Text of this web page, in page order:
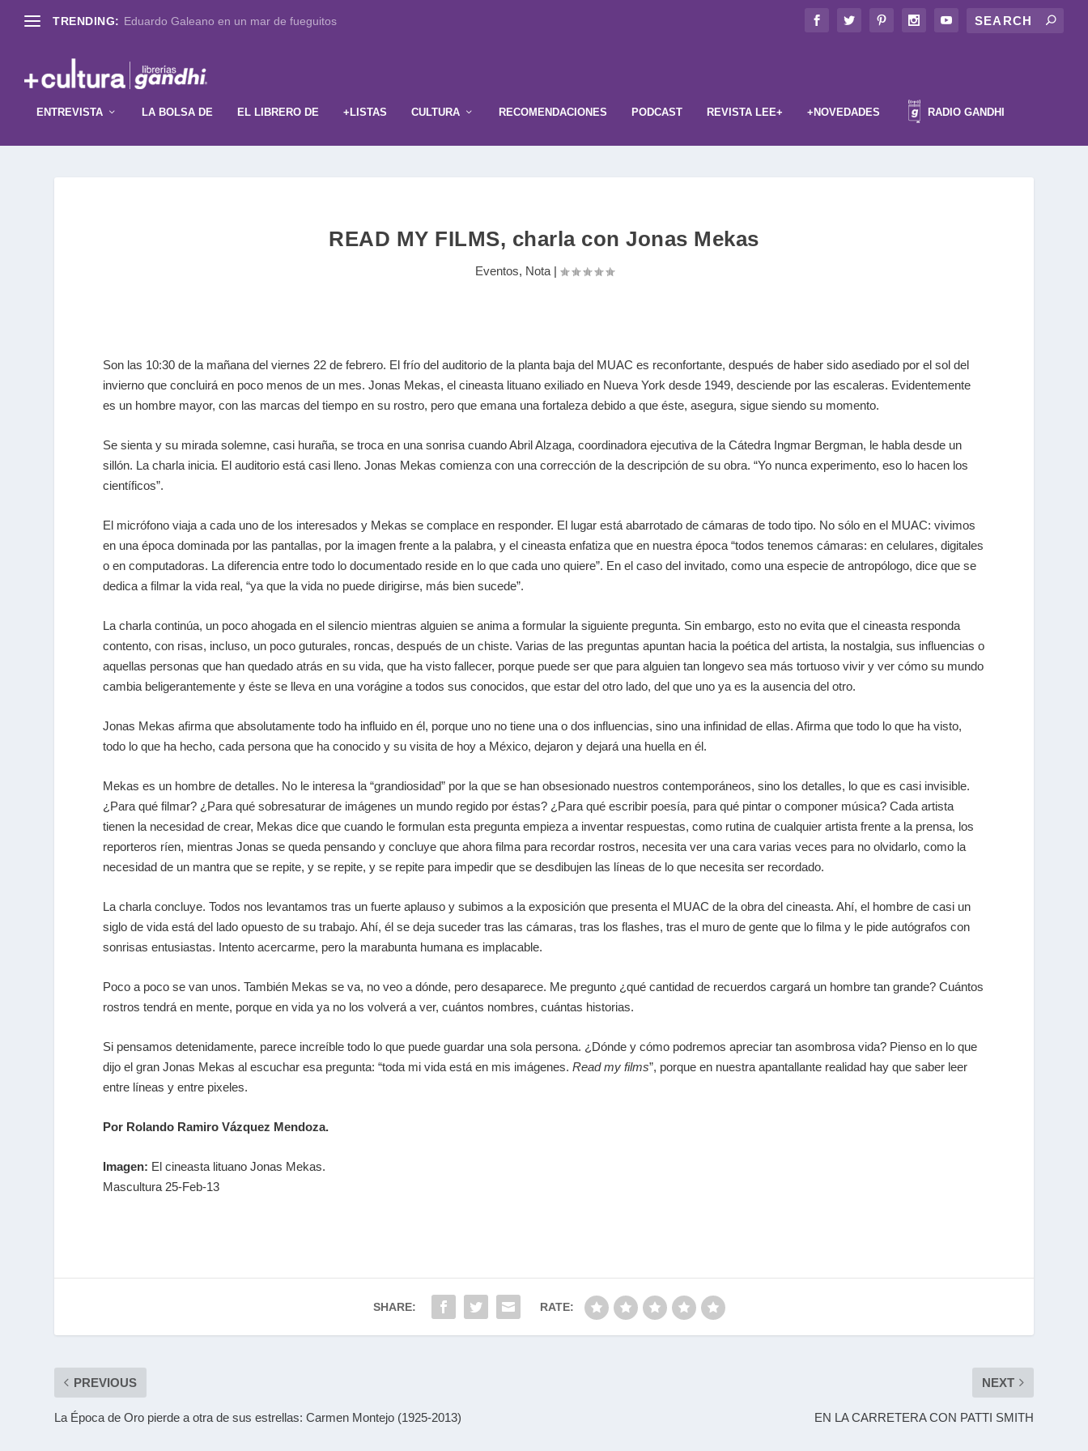
TRENDING: Eduardo Galeano en un mar de fueguitos
ENTREVISTA LA BOLSA DE EL LIBRERO DE +LISTAS CULTURA RECOMENDACIONES PODCAST REVISTA LEE+ +NOVEDADES RADIO GANDHI
READ MY FILMS, charla con Jonas Mekas
Eventos, Nota|
Son las 10:30 de la mañana del viernes 22 de febrero. El frío del auditorio de la planta baja del MUAC es reconfortante, después de haber sido asediado por el sol del
invierno que concluirá en poco menos de un mes. Jonas Mekas, el cineasta lituano exiliado en Nueva York desde 1949, desciende por las escaleras. Evidentemente
es un hombre mayor, con las marcas del tiempo en su rostro, pero que emana una fortaleza debido a que éste, asegura, sigue siendo su momento.
Se sienta y su mirada solemne, casi huraña, se troca en una sonrisa cuando Abril Alzaga, coordinadora ejecutiva de la Cátedra Ingmar Bergman, le habla desde un
sillón. La charla inicia. El auditorio está casi lleno. Jonas Mekas comienza con una corrección de la descripción de su obra. “Yo nunca experimento, eso lo hacen los
científicos”.
El micrófono viaja a cada uno de los interesados y Mekas se complace en responder. El lugar está abarrotado de cámaras de todo tipo. No sólo en el MUAC: vivimos
en una época dominada por las pantallas, por la imagen frente a la palabra, y el cineasta enfatiza que en nuestra época “todos tenemos cámaras: en celulares, digitales
o en computadoras. La diferencia entre todo lo documentado reside en lo que cada uno quiere”. En el caso del invitado, como una especie de antropólogo, dice que se
dedica a filmar la vida real, “ya que la vida no puede dirigirse, más bien sucede”.
La charla continúa, un poco ahogada en el silencio mientras alguien se anima a formular la siguiente pregunta. Sin embargo, esto no evita que el cineasta responda
contento, con risas, incluso, un poco guturales, roncas, después de un chiste. Varias de las preguntas apuntan hacia la poética del artista, la nostalgia, sus influencias o
aquellas personas que han quedado atrás en su vida, que ha visto fallecer, porque puede ser que para alguien tan longevo sea más tortuoso vivir y ver cómo su mundo
cambia beligerantemente y éste se lleva en una vorágine a todos sus conocidos, que estar del otro lado, del que uno ya es la ausencia del otro.
Jonas Mekas afirma que absolutamente todo ha influido en él, porque uno no tiene una o dos influencias, sino una infinidad de ellas. Afirma que todo lo que ha visto,
todo lo que ha hecho, cada persona que ha conocido y su visita de hoy a México, dejaron y dejará una huella en él.
Mekas es un hombre de detalles. No le interesa la “grandiosidad” por la que se han obsesionado nuestros contemporáneos, sino los detalles, lo que es casi invisible.
¿Para qué filmar? ¿Para qué sobresaturar de imágenes un mundo regido por éstas? ¿Para qué escribir poesía, para qué pintar o componer música? Cada artista
tienen la necesidad de crear, Mekas dice que cuando le formulan esta pregunta empieza a inventar respuestas, como rutina de cualquier artista frente a la prensa, los
reporteros ríen, mientras Jonas se queda pensando y concluye que ahora filma para recordar rostros, necesita ver una cara varias veces para no olvidarlo, como la
necesidad de un mantra que se repite, y se repite, y se repite para impedir que se desdibujen las líneas de lo que necesita ser recordado.
La charla concluye. Todos nos levantamos tras un fuerte aplauso y subimos a la exposición que presenta el MUAC de la obra del cineasta. Ahí, el hombre de casi un
siglo de vida está del lado opuesto de su trabajo. Ahí, él se deja suceder tras las cámaras, tras los flashes, tras el muro de gente que lo filma y le pide autógrafos con
sonrisas entusiastas. Intento acercarme, pero la marabunta humana es implacable.
Poco a poco se van unos. También Mekas se va, no veo a dónde, pero desaparece. Me pregunto ¿qué cantidad de recuerdos cargará un hombre tan grande? Cuántos
rostros tendrá en mente, porque en vida ya no los volverá a ver, cuántos nombres, cuántas historias.
Si pensamos detenidamente, parece increíble todo lo que puede guardar una sola persona. ¿Dónde y cómo podremos apreciar tan asombrosa vida? Pienso en lo que
dijo el gran Jonas Mekas al escuchar esa pregunta: “toda mi vida está en mis imágenes.Read my films”, porque en nuestra apantallante realidad hay que saber leer
entre líneas y entre pixeles.
Por Rolando Ramiro Vázquez Mendoza.
Imagen: El cineasta lituano Jonas Mekas.
Mascultura 25-Feb-13
SHARE: RATE:
PREVIOUS
La Época de Oro pierde a otra de sus estrellas: Carmen Montejo (1925-2013)
NEXT
EN LA CARRETERA CON PATTI SMITH